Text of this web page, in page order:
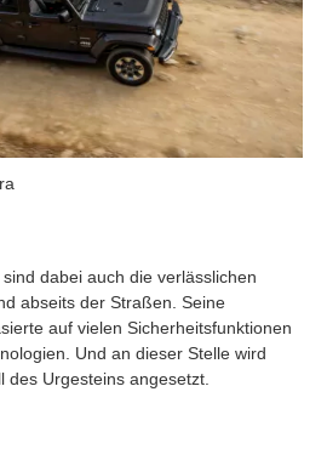
dabei auch die verlässlichen
abseits der Straßen. Seine
auf vielen Sicherheitsfunktionen
Und an dieser Stelle wird
Urgesteins angesetzt.